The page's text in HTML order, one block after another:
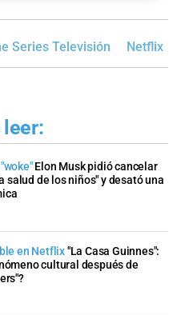
Series Televisión Netflix
leer:
Elon Musk pidió cancelar
salud de los niños" y desató una
en Netflix"La Casa Guinnes":
cultural después de